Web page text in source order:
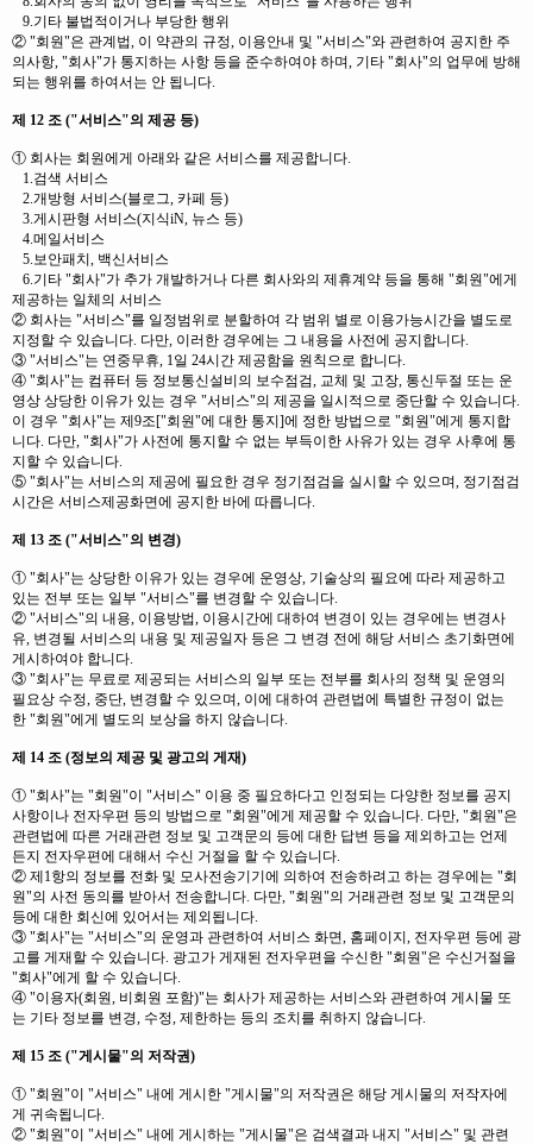
9.기타 불법적이거나 부당한 행위
② "회원"은 관계법, 이 약관의 규정, 이용안내 및 "서비스"와 관련하여 공지한 주
의사항, "회사"가 통지하는 사항 등을 준수하여야 하며, 기타 "회사"의 업무에 방해
되는 행위를 하여서는 안 됩니다.
제 12 조 ("서비스"의 제공 등)
① 회사는 회원에게 아래와 같은 서비스를 제공합니다.
1.검색 서비스
2.개방형 서비스(블로그, 카페 등)
3.게시판형 서비스(지식iN, 뉴스 등)
4.메일서비스
5.보안패치, 백신서비스
6.기타 "회사"가 추가 개발하거나 다른 회사와의 제휴계약 등을 통해 "회원"에게
제공하는 일체의 서비스
② 회사는 "서비스"를 일정범위로 분할하여 각 범위 별로 이용가능시간을 별도로
지정할 수 있습니다. 다만, 이러한 경우에는 그 내용을 사전에 공지합니다.
③ "서비스"는 연중무휴, 1일 24시간 제공함을 원칙으로 합니다.
④ "회사"는 컴퓨터 등 정보통신설비의 보수점검, 교체 및 고장, 통신두절 또는 운
영상 상당한 이유가 있는 경우 "서비스"의 제공을 일시적으로 중단할 수 있습니다.
이 경우 "회사"는 제9조["회원"에 대한 통지]에 정한 방법으로 "회원"에게 통지합
니다. 다만, "회사"가 사전에 통지할 수 없는 부득이한 사유가 있는 경우 사후에 통
지할 수 있습니다.
⑤ "회사"는 서비스의 제공에 필요한 경우 정기점검을 실시할 수 있으며, 정기점검
시간은 서비스제공화면에 공지한 바에 따릅니다.
제 13 조 ("서비스"의 변경)
① "회사"는 상당한 이유가 있는 경우에 운영상, 기술상의 필요에 따라 제공하고
있는 전부 또는 일부 "서비스"를 변경할 수 있습니다.
② "서비스"의 내용, 이용방법, 이용시간에 대하여 변경이 있는 경우에는 변경사
유, 변경될 서비스의 내용 및 제공일자 등은 그 변경 전에 해당 서비스 초기화면에
게시하여야 합니다.
③ "회사"는 무료로 제공되는 서비스의 일부 또는 전부를 회사의 정책 및 운영의
필요상 수정, 중단, 변경할 수 있으며, 이에 대하여 관련법에 특별한 규정이 없는
한 "회원"에게 별도의 보상을 하지 않습니다.
제 14 조 (정보의 제공 및 광고의 게재)
① "회사"는 "회원"이 "서비스" 이용 중 필요하다고 인정되는 다양한 정보를 공지
사항이나 전자우편 등의 방법으로 "회원"에게 제공할 수 있습니다. 다만, "회원"은
관련법에 따른 거래관련 정보 및 고객문의 등에 대한 답변 등을 제외하고는 언제
든지 전자우편에 대해서 수신 거절을 할 수 있습니다.
② 제1항의 정보를 전화 및 모사전송기기에 의하여 전송하려고 하는 경우에는 "회
원"의 사전 동의를 받아서 전송합니다. 다만, "회원"의 거래관련 정보 및 고객문의
등에 대한 회신에 있어서는 제외됩니다.
③ "회사"는 "서비스"의 운영과 관련하여 서비스 화면, 홈페이지, 전자우편 등에 광
고를 게재할 수 있습니다. 광고가 게재된 전자우편을 수신한 "회원"은 수신거절을
"회사"에게 할 수 있습니다.
④ "이용자(회원, 비회원 포함)"는 회사가 제공하는 서비스와 관련하여 게시물 또
는 기타 정보를 변경, 수정, 제한하는 등의 조치를 취하지 않습니다.
제 15 조 ("게시물"의 저작권)
① "회원"이 "서비스" 내에 게시한 "게시물"의 저작권은 해당 게시물의 저작자에
게 귀속됩니다.
② "회원"이 "서비스" 내에 게시하는 "게시물"은 검색결과 내지 "서비스" 및 관련